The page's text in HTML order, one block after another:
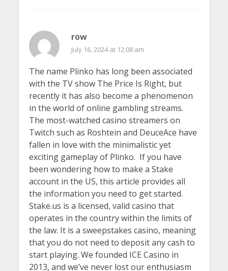
row
July 16, 2024 at 12:08 am
The name Plinko has long been associated
with the TV show The Price Is Right, but
recently it has also become a phenomenon
in the world of online gambling streams.
The most-watched casino streamers on
Twitch such as Roshtein and DeuceAce have
fallen in love with the minimalistic yet
exciting gameplay of Plinko. If you have
been wondering how to make a Stake
account in the US, this article provides all
the information you need to get started.
Stake.us is a licensed, valid casino that
operates in the country within the limits of
the law. It is a sweepstakes casino, meaning
that you do not need to deposit any cash to
start playing. We founded ICE Casino in
2013, and we’ve never lost our enthusiasm